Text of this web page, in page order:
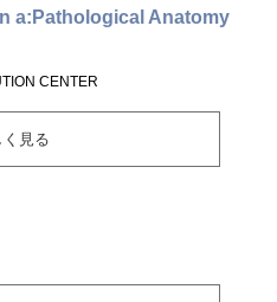
a:Pathological Anatomy
CENTER
く見る